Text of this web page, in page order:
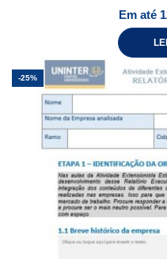
Em até
-25%